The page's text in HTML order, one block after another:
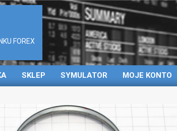
FOREX
Menu
SKLEP SYMULATOR MOJE KONTO